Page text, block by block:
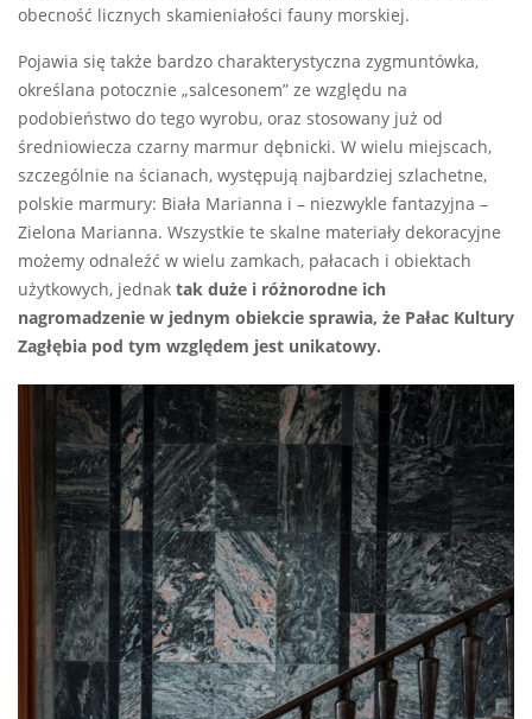
obecność licznych skamieniałości fauny morskiej.
Pojawia się także bardzo charakterystyczna zygmuntówka,
określana potocznie „salcesonem” ze względu na
podobieństwo do tego wyrobu, oraz stosowany już od
średniowiecza czarny marmur dębnicki. W wielu miejscach,
szczególnie na ścianach, występują najbardziej szlachetne,
polskie marmury: Biała Marianna i – niezwykle fantazyjna –
Zielona Marianna. Wszystkie te skalne materiały dekoracyjne
możemy odnaleźć w wielu zamkach, pałacach i obiektach
użytkowych, jednak tak duże i różnorodne ich
nagromadzenie w jednym obiekcie sprawia, że Pałac Kultury
Zagłębia pod tym względem jest unikatowy.